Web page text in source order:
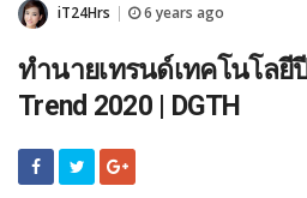
iT24Hrs 6 years ago
ทำนายเทรนด์เทคโนโลยี
Trend 2020 | DGTH